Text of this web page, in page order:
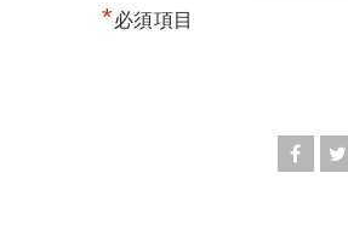
*必須項目